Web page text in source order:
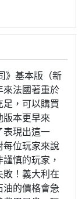
》基本版（新
來法國著重於
足，可以購買
版本更早來
表現出這一
每位玩家來說
慎的玩家，
敗！義大利在
油的價格會急